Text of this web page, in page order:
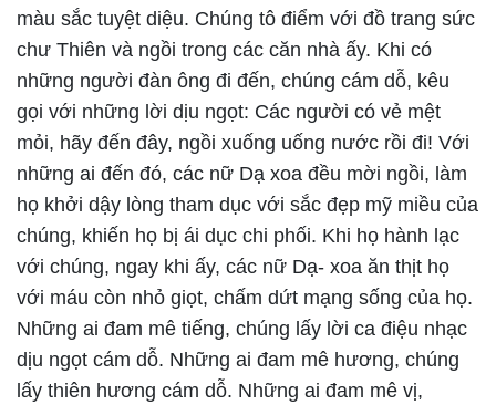
màu sắc tuyệt diệu. Chúng tô điểm với đồ trang sức
chư Thiên và ngồi trong các căn nhà ấy. Khi có
những người đàn ông đi đến, chúng cám dỗ, kêu
gọi với những lời dịu ngọt: Các người có vẻ mệt
mỏi, hãy đến đây, ngồi xuống uống nước rồi đi! Với
những ai đến đó, các nữ Dạ xoa đều mời ngồi, làm
họ khởi dậy lòng tham dục với sắc đẹp mỹ miều của
chúng, khiến họ bị ái dục chi phối. Khi họ hành lạc
với chúng, ngay khi ấy, các nữ Dạ- xoa ăn thịt họ
với máu còn nhỏ giọt, chấm dứt mạng sống của họ.
Những ai đam mê tiếng, chúng lấy lời ca điệu nhạc
dịu ngọt cám dỗ. Những ai đam mê hương, chúng
lấy thiên hương cám dỗ. Những ai đam mê vị,